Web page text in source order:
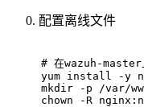
配置离线文件
# 在wazuh-master
yum install -y
mkdir -p /var/
chown -R